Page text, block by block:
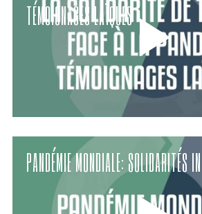
TÉMOIGNAGES LAÏQUES
PANDÉMIE MONDIALE: SOLIDARITÉS